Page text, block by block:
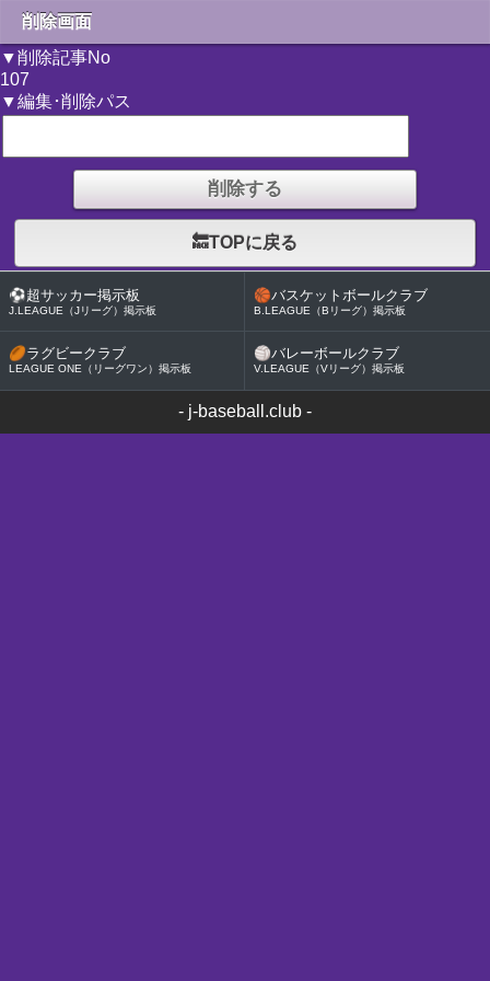
削除画面
▼削除記事No
107
▼編集･削除パス
🔙TOPに戻る
⚽超サッカー掲示板
J.LEAGUE（Jリーグ）掲示板
🏀バスケットボールクラブ
B.LEAGUE（Bリーグ）掲示板
🏉ラグビークラブ
LEAGUE ONE（リーグワン）掲示板
🏐バレーボールクラブ
V.LEAGUE（Vリーグ）掲示板
- j-baseball.club -